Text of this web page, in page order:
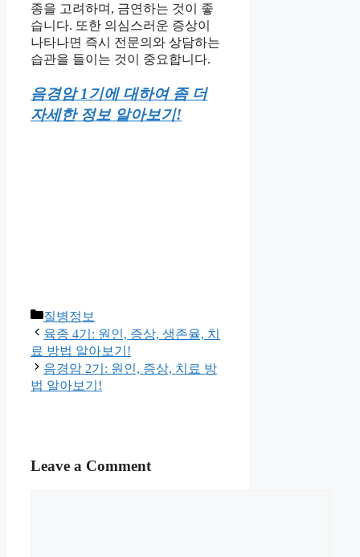
종을 고려하며, 금연하는 것이 좋
습니다. 또한 의심스러운 증상이
나타나면 즉시 전문의와 상담하는
습관을 들이는 것이 중요합니다.
음경암 1기에 대하여 좀 더
자세한 정보 알아보기!
Categories
질병정보
육종 4기: 원인, 증상, 생존율, 치
료 방법 알아보기!
음경암 2기: 원인, 증상, 치료 방
법 알아보기!
Leave a Comment